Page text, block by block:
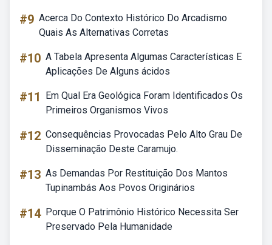
#9 Acerca Do Contexto Histórico Do Arcadismo
Quais As Alternativas Corretas
#10 A Tabela Apresenta Algumas Características E
Aplicações De Alguns ácidos
#11
Em Qual Era Geológica Foram Identificados Os
Primeiros Organismos Vivos
#12 Consequências Provocadas Pelo Alto Grau De
Disseminação Deste Caramujo.
#13 As Demandas Por Restituição Dos Mantos
Tupinambás Aos Povos Originários
#14 Porque O Patrimônio Histórico Necessita Ser
Preservado Pela Humanidade